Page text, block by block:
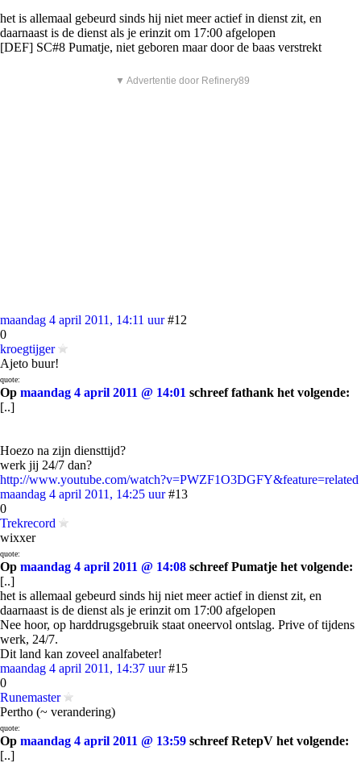
het is allemaal gebeurd sinds hij niet meer actief in dienst zit, en
daarnaast is de dienst als je erinzit om 17:00 afgelopen
[DEF] SC#8 Pumatje, niet geboren maar door de baas verstrekt
▼ Advertentie door Refinery89
maandag 4 april 2011, 14:11 uur #12
0
kroegtijger
Ajeto buur!
quote:
Op maandag 4 april 2011 @ 14:01 schreef fathank het volgende:
[..]
Hoezo na zijn diensttijd?
werk jij 24/7 dan?
http://www.youtube.com/watch?v=PWZF1O3DGFY&feature=related
maandag 4 april 2011, 14:25 uur #13
0
Trekrecord
wixxer
quote:
Op maandag 4 april 2011 @ 14:08 schreef Pumatje het volgende:
[..]
het is allemaal gebeurd sinds hij niet meer actief in dienst zit, en
daarnaast is de dienst als je erinzit om 17:00 afgelopen
Nee hoor, op harddrugsgebruik staat oneervol ontslag. Prive of tijdens
werk, 24/7.
Dit land kan zoveel analfabeter!
maandag 4 april 2011, 14:37 uur #15
0
Runemaster
Pertho (~ verandering)
quote:
Op maandag 4 april 2011 @ 13:59 schreef RetepV het volgende:
[..]